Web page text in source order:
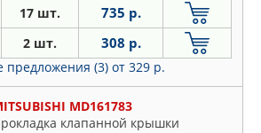
17 шт. 735 р.
2 шт. 308 р.
предложения (3) от 329 р.
MD161783
клапанной крышки